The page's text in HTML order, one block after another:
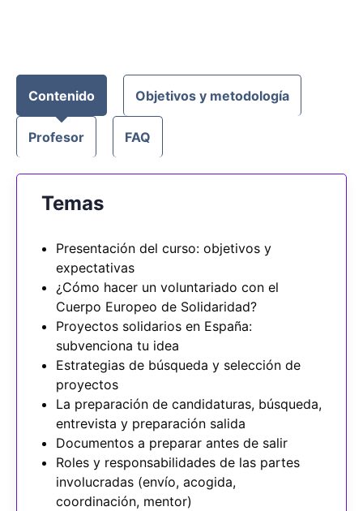
Contenido Objetivos y metodología
Profesor FAQ
Temas
Presentación del curso: objetivos y
expectativas
¿Cómo hacer un voluntariado con el
Cuerpo Europeo de Solidaridad?
Proyectos solidarios en España:
subvenciona tu idea
Estrategias de búsqueda y selección de
proyectos
La preparación de candidaturas, búsqueda,
entrevista y preparación salida
Documentos a preparar antes de salir
Roles y responsabilidades de las partes
involucradas (envío, acogida,
coordinación, mentor)